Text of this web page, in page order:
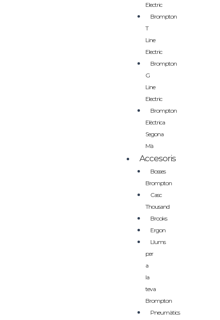
Electric
Brompton
T
Line
Electric
Brompton
G
Line
Electric
Brompton
Elèctrica
Segona
Mà
Accesoris
Bosses
Brompton
Casc
Thousand
Brooks
Ergon
Llums
per
a
la
teva
Brompton
Pneumàtics